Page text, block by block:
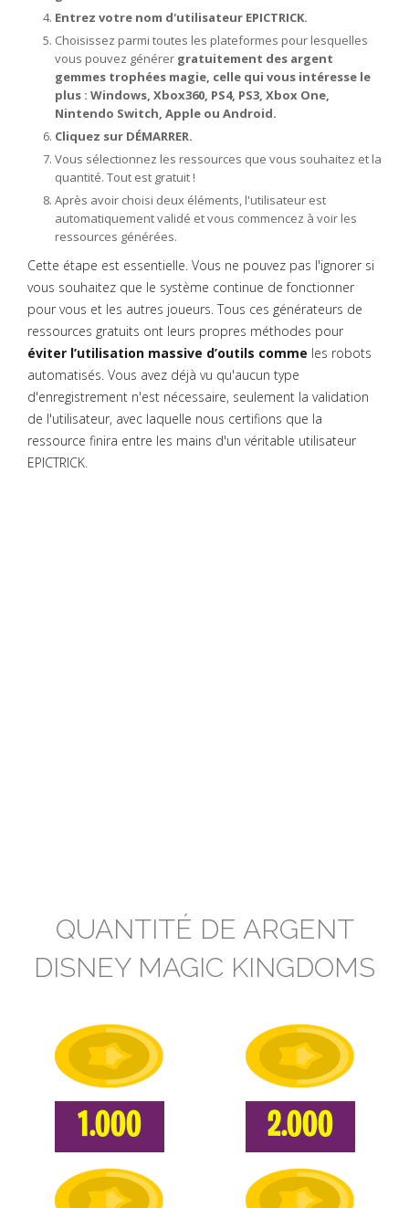
Entrez votre nom d'utilisateur EPICTRICK.
Choisissez parmi toutes les plateformes pour lesquelles
vous pouvez générer gratuitement des argent
gemmes trophées magie, celle qui vous intéresse le
plus : Windows, Xbox360, PS4, PS3, Xbox One,
Nintendo Switch, Apple ou Android.
Cliquez sur DÉMARRER.
Vous sélectionnez les ressources que vous souhaitez et la
quantité. Tout est gratuit !
Après avoir choisi deux éléments, l'utilisateur est
automatiquement validé et vous commencez à voir les
ressources générées.
Cette étape est essentielle. Vous ne pouvez pas l'ignorer si
vous souhaitez que le système continue de fonctionner
pour vous et les autres joueurs. Tous ces générateurs de
ressources gratuits ont leurs propres méthodes pour
éviter l’utilisation massive d’outils comme les robots
automatisés. Vous avez déjà vu qu'aucun type
d'enregistrement n'est nécessaire, seulement la validation
de l'utilisateur, avec laquelle nous certifions que la
ressource finira entre les mains d'un véritable utilisateur
EPICTRICK.
QUANTITÉ DE ARGENT
DISNEY MAGIC KINGDOMS
1.000 2.000